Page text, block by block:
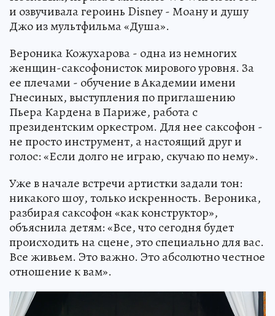
и озвучивала героинь Disney - Моану и душу
Джо из мультфильма «Душа».
Вероника Кожухарова - одна из немногих
женщин-саксофонисток мирового уровня. За
ее плечами - обучение в Академии имени
Гнесиных, выступления по приглашению
Пьера Кардена в Париже, работа с
президентским оркестром. Для нее саксофон -
не просто инструмент, а настоящий друг и
голос: «Если долго не играю, скучаю по нему».
Уже в начале встречи артистки задали тон:
никакого шоу, только искренность. Вероника,
разбирая саксофон «как конструктор»,
объяснила детям: «Все, что сегодня будет
происходить на сцене, это специально для вас.
Все живьем. Это важно. Это абсолютно честное
отношение к вам».